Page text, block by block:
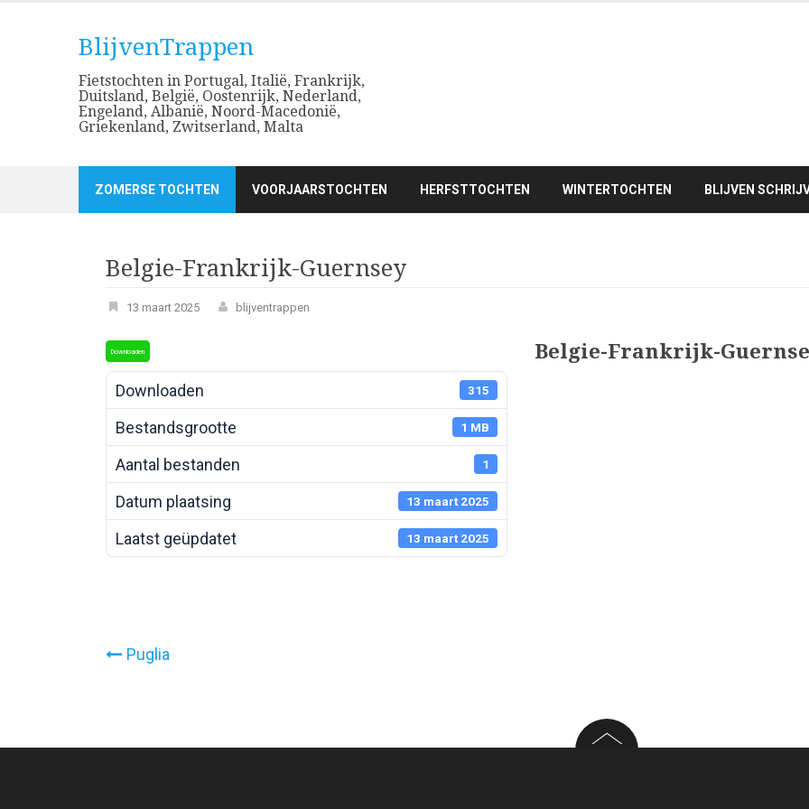
BlijvenTrappen
Fietstochten in Portugal, Italië, Frankrijk,
Duitsland, België, Oostenrijk, Nederland,
Engeland, Albanië, Noord-Macedonië,
Griekenland, Zwitserland, Malta
ZOMERSE TOCHTEN VOORJAARSTOCHTEN HERFSTTOCHTEN WINTERTOCHTEN BLIJVEN
Belgie-Frankrijk-Guernsey
13 maart 2025 blijventrappen
Downloaden
Downloaden 315
Bestandsgrootte 1 MB
Aantal bestanden 1
Datum plaatsing 13 maart 2025
Laatst geüpdatet 13 maart 2025
Belgie-Frankrijk-
Bericht
Puglia